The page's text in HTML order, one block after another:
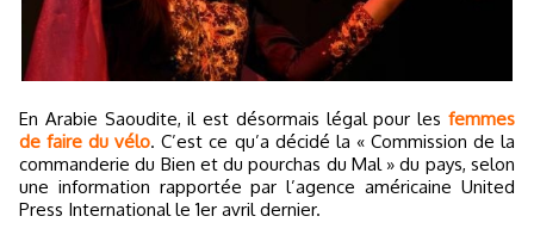
En Arabie Saoudite, il est désormais légal pour les femmes
de faire du vélo. C’est ce qu’a décidé la « Commission de la
commanderie du Bien et du pourchas du Mal » du pays, selon
une information rapportée par l’agence américaine United
Press International le 1er avril dernier.